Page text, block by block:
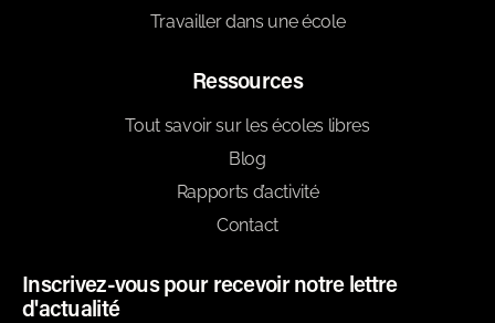
Travailler dans une école
Ressources
Tout savoir sur les écoles libres
Blog
Rapports d’activité
Contact
Inscrivez-vous pour recevoir notre lettre
d'actualité